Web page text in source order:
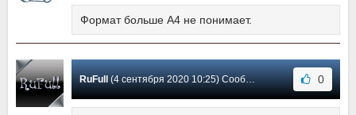
Формат больше А4 не понимает.
RuFull (4 сентября 2020 10:25) Сообщение #3 0